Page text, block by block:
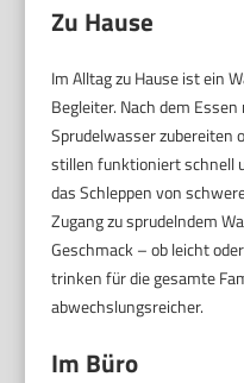
Zu Hause
Im Alltag zu Hause ist ein
Begleiter. Nach dem
Sprudelwasser zubereiten
stillen funktioniert schnell
das Schleppen von
Zugang zu sprudelndem
Geschmack – ob leicht
trinken für die gesamte
abwechslungsreicher.
Im Büro